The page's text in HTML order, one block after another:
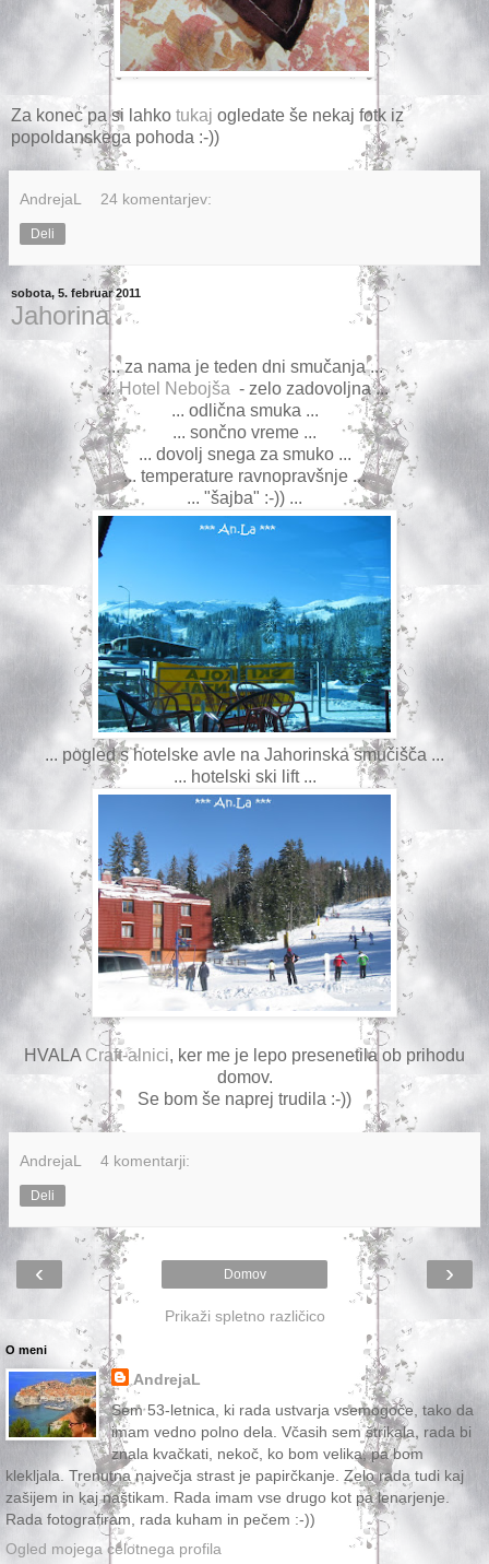
Za konec pa si lahko tukaj ogledate še nekaj fotk iz
popoldanskega pohoda :-))
AndrejaL 24 komentarjev:
Deli
sobota, 5. februar 2011
Jahorina
... za nama je teden dni smučanja ...
...Hotel Nebojša - zelo zadovoljna ...
... odlična smuka ...
... sončno vreme ...
... dovolj snega za smuko ...
... temperature ravnopravšnje ...
... "šajba" :-)) ...
... pogled s hotelske avle na Jahorinska smučišča ...
... hotelski ski lift ...
HVALA Craft-alnici, ker me je lepo presenetila ob prihodu
domov.
Se bom še naprej trudila :-))
AndrejaL 4 komentarji:
Deli
‹ ›
Domov
Prikaži spletno različico
O meni
AndrejaL
Sem 53-letnica, ki rada ustvarja vsemogoče, tako da
imam vedno polno dela. Včasih sem štrikala, rada bi
znala kvačkati, nekoč, ko bom velika, pa bom
klekljala. Trenutna največja strast je papirčkanje. Zelo rada tudi kaj
zašijem in kaj naštikam. Rada imam vse drugo kot pa lenarjenje.
Rada fotografiram, rada kuham in pečem :-))
Ogled mojega celotnega profila